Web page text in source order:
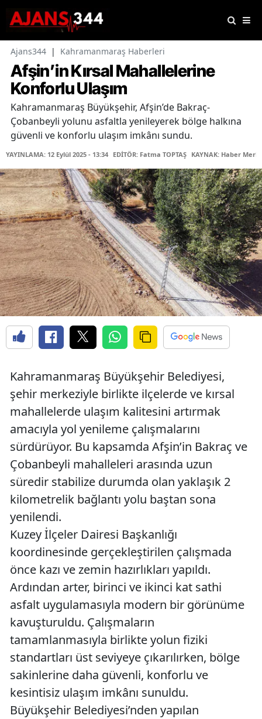
Ajans344 | Kahramanmaraş Haberleri
Afşin’in Kırsal Mahallelerine
Konforlu Ulaşım
Kahramanmaraş Büyükşehir, Afşin’de Bakraç-
Çobanbeyli yolunu asfaltla yenileyerek bölge halkına
güvenli ve konforlu ulaşım imkânı sundu.
YAYINLAMA: 12 Eylül 2025 - 13:34 EDİTÖR: Fatma TOPTAŞ KAYNAK: Haber
Kahramanmaraş Büyükşehir Belediyesi,
şehir merkeziyle birlikte ilçelerde ve kırsal
mahallelerde ulaşım kalitesini artırmak
amacıyla yol yenileme çalışmalarını
sürdürüyor. Bu kapsamda Afşin’in Bakraç ve
Çobanbeyli mahalleleri arasında uzun
süredir stabilize durumda olan yaklaşık 2
kilometrelik bağlantı yolu baştan sona
yenilendi.
Kuzey İlçeler Dairesi Başkanlığı
koordinesinde gerçekleştirilen çalışmada
önce kazı ve zemin hazırlıkları yapıldı.
Ardından arter, birinci ve ikinci kat sathi
asfalt uygulamasıyla modern bir görünüme
kavuşturuldu. Çalışmaların
tamamlanmasıyla birlikte yolun fiziki
standartları üst seviyeye çıkarılırken, bölge
sakinlerine daha güvenli, konforlu ve
kesintisiz ulaşım imkânı sunuldu.
Büyükşehir Belediyesi’nden yapılan